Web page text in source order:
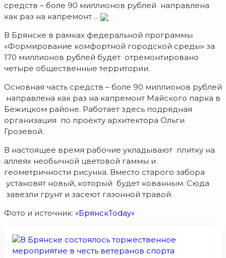
средств – боле 90 миллионов рублей направлена
как раз на капремонт ...
В Брянске в рамках федеральной программы
«Формирование комфортной городской среды» за
170 миллионов рублей будет отремонтировано
четыре общественные территории.
Основная часть средств – боле 90 миллионов рублей
направлена как раз на капремонт Майского парка в
Бежицком районе. Работает здесь подрядная
организация по проекту архитектора Ольги
Грозевой.
В настоящее время рабочие укладывают плитку на
аллеях необычной цветовой гаммы и
геометричности рисунка. Вместо старого забора
установят новый, который будет кованным. Сюда
завезли грунт и засеют газонной травой.
Фото и источник: «БрянскToday»